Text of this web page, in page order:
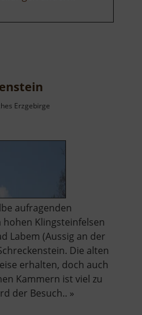
Erzgebirge
aufragenden
Klingsteinfelsen
Labem (Aussig an der
Die alten
erhalten, doch auch
Kammern ist viel zu
der Besuch.. »